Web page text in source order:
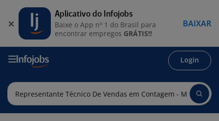
Login
Aplicativo do Infojobs
Baixe o App nº 1 do Brasil para
encontrar empregos GRÁTIS!!
BAIXAR